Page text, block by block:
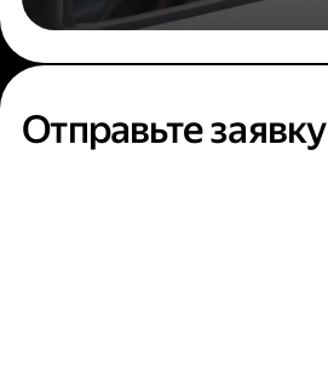
Отправьте заявку